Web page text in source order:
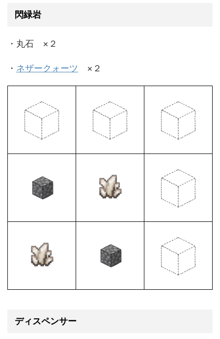
閃緑岩
・丸石 ×２
・ ネザークォーツ ×２
ディスペンサー